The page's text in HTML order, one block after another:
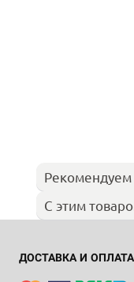
С этим
ДОСТАВКА И ОПЛАТА